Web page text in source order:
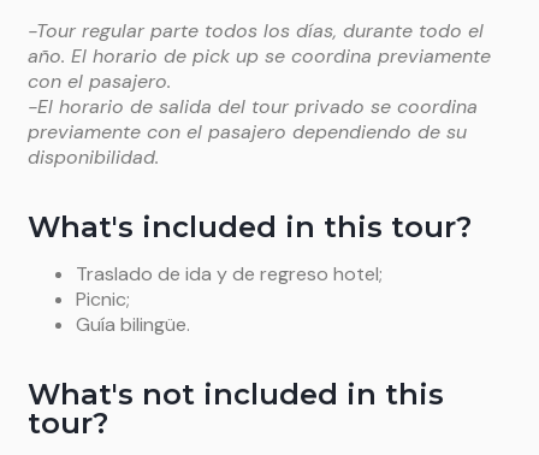
-Tour regular parte todos los días, durante todo el
año. El horario de pick up se coordina previamente
con el pasajero.
-El horario de salida del tour privado se coordina
previamente con el pasajero dependiendo de su
disponibilidad.
What's included in this tour?
Traslado de ida y de regreso hotel;
Picnic;
Guía bilingüe.
What's not included in this
tour?